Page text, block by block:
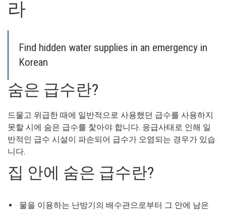
라
Find hidden water supplies in an emergency in
Korean
숨은 급수란?
드물고 위급한 때에 일반적으로 사용했던 급수를 사용하지
못할 시에 숨은 급수를 찿아야 합니다. 응급사태로 인해 일
반적인 급수 시설이 파손되어 급수가 오염되는 경우가 있습
니다.
집 안에 숨은 급수란?
물을 이용하는 난방기의 배수관으로부터 그 안에 남은